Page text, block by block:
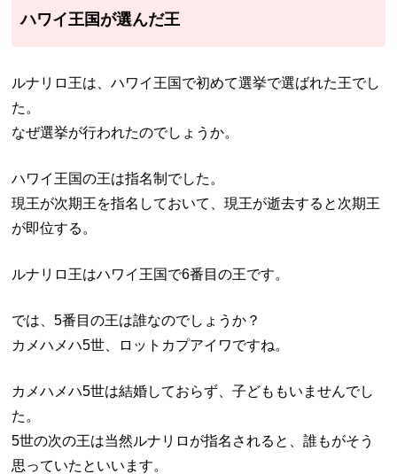
ハワイ王国が選んだ王
ルナリロ王は、ハワイ王国で初めて選挙で選ばれた王でし
た。
なぜ選挙が行われたのでしょうか。
ハワイ王国の王は指名制でした。
現王が次期王を指名しておいて、現王が逝去すると次期王
が即位する。
ルナリロ王はハワイ王国で6番目の王です。
では、5番目の王は誰なのでしょうか？
カメハメハ5世、ロットカプアイワですね。
カメハメハ5世は結婚しておらず、子どももいませんでし
た。
5世の次の王は当然ルナリロが指名されると、誰もがそう
思っていたといいます。